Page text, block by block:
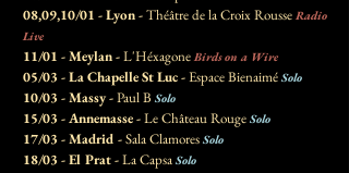
08,09,10/01 - Lyon -Théâtre de la Croix Rousse Radio
Live
11/01 - Meylan -L'HéxagoneBirds on a Wire
05/03 - La Chapelle St Luc -Espace Bienaimé Solo
10/03 - Massy -Paul B Solo
15/03 - Annemasse -Le Château Rouge Solo
17/03 - Madrid -Sala Clamores Solo
18/03 - El Prat -La Capsa Solo